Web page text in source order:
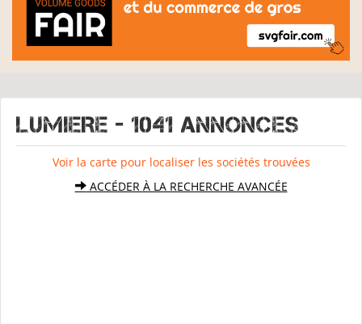
LUMIERE - 1041 Annonces
Voir la carte pour localiser les sociétés trouvées
ACCÉDER À LA RECHERCHE AVANCÉE